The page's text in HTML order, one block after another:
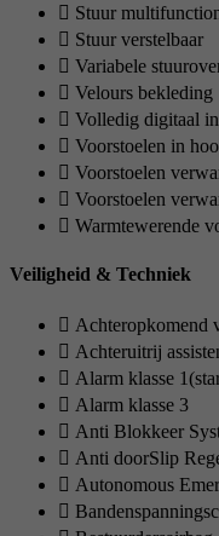
Stuur
Stuur verstelbaar
Variabele
Velours bekleding
Volledig digitaal
Voorstoelen in
Voorstoelen
Voorstoelen
Warmtewerende
Veiligheid & Techniek
Achteropkomend
Achteruitrij
Alarm klasse
Alarm klasse 3
Anti Blokkeer
Anti doorSlip
Autonomous